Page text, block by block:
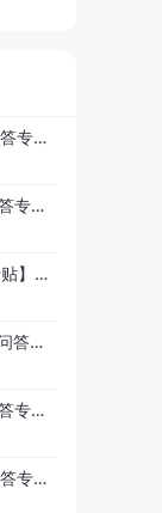
【3月28日直播讲师吴瑕老师问答专贴】提问范围：传统跨境电商与TK运营的结合与转变 #有关的各类问题，欢迎大家踊跃提问, 老师会在直播中为大家解答!
【3月21日直播讲师芦荟老师问答专贴】提问范围：TikTok直播带货底层逻辑 #TikTok直播带货#有关的各类问题，欢迎大家踊跃提问, 老师会在直播中为大家解答!
【1月19日直播讲师Zack问答专贴】提问范围：TikTok 美区市场的增长飞轮 # 有关的各类问题，欢迎大家踊跃提问, 老师会在直播中为大家解答!
【7月11日直播讲师Darren老师问答专贴】提问范围：TikTok 小店-投流精细化运营-如何一美金投产成交上千单 #有关的各类问题，欢迎大家踊跃提问, 老师会在直播中为大家解答!
【5月12日直播讲师菜菜老师问答专贴】提问范围：TikTok单视频万单秘籍 #有关的各类问题，欢迎大家踊跃提问, 老师会在直播中为大家解答!
【9月26日直播讲师嘉伟老师问答专贴】提问范围：盘点和分析TikTok有哪些赚钱的赛道 #有关的各类问题，欢迎大家踊跃提问, 老师会在直播中为大家解答!